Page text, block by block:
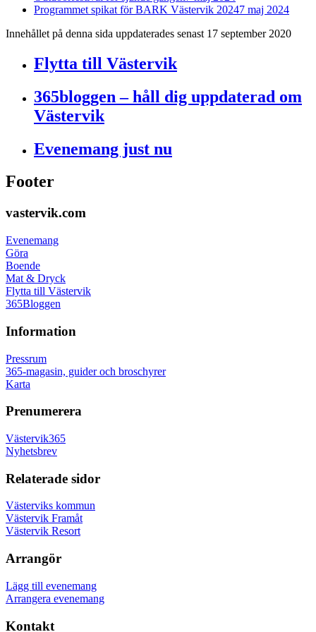
Programmet spikat för BARK Västervik 20247 maj 2024
Innehållet på denna sida uppdaterades senast 17 september 2020
Flytta till Västervik
365bloggen – håll dig uppdaterad om
Västervik
Evenemang just nu
Footer
vastervik.com
Evenemang
Göra
Boende
Mat & Dryck
Flytta till Västervik
365Bloggen
Information
Pressrum
365-magasin, guider och broschyrer
Karta
Prenumerera
Västervik365
Nyhetsbrev
Relaterade sidor
Västerviks kommun
Västervik Framåt
Västervik Resort
Arrangör
Lägg till evenemang
Arrangera evenemang
Kontakt